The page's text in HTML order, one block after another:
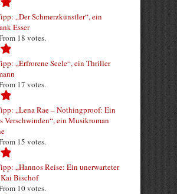
„Der Schmerzkünstler“, ein
Esser
18 votes.
„Erfrorene Seele“, ein Thriller
17 votes.
„Lena Rae – Nothingproof: Ein
Verschwinden“, ein Musikroman
15 votes.
„Hannos Reise: Ein unerwarteter
Bischof
10 votes.